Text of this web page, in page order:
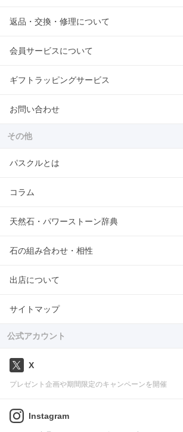
返品・交換・修理について
会員サービスについて
ギフトラッピングサービス
お問い合わせ
その他
パスクルとは
コラム
天然石・パワーストーン辞典
石の組み合わせ・相性
出店について
サイトマップ
公式アカウント
X
プレゼント企画や期間限定のキャンペーンを開催
Instagram